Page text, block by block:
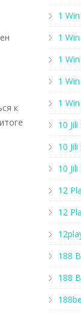
к
1
1
1
1
1
10
10
10
12
12
188
188